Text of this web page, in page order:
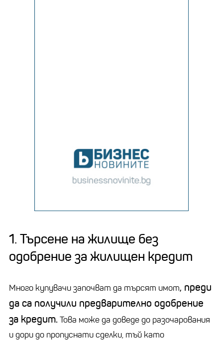
1. Търсене на жилище без
одобрение за жилищен кредит
Много купувачи започват да търсят имот, преди
да са получили предварително одобрение
за кредит. Това може да доведе до разочарования
и дори до пропуснати сделки, тъй като